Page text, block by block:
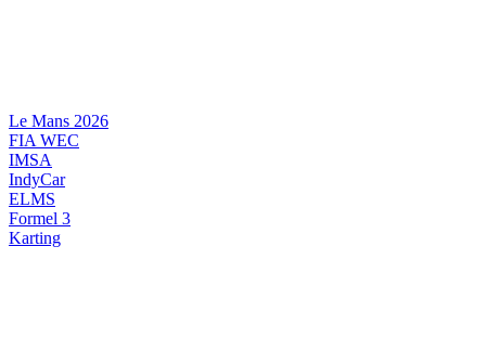
Le Mans 2026
FIA WEC
IMSA
IndyCar
ELMS
Formel 3
Karting